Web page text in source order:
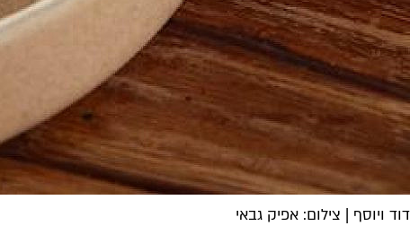
דוד ויוסף | צילום: אפיק גבאי